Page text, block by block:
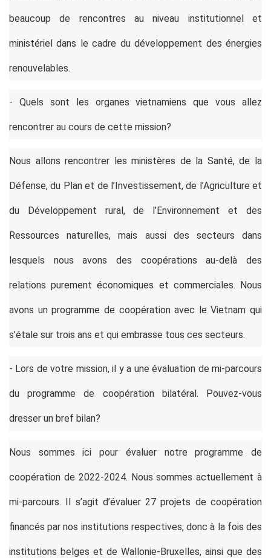
beaucoup de rencontres au niveau institutionnel et
ministériel dans le cadre du développement des énergies
renouvelables.
- Quels sont les organes vietnamiens que vous allez
rencontrer au cours de cette mission?
Nous allons rencontrer les ministères de la Santé, de la
Défense, du Plan et de l’Investissement, de l’Agriculture et
du Développement rural, de l’Environnement et des
Ressources naturelles, mais aussi des secteurs dans
lesquels nous avons des coopérations au-delà des
relations purement économiques et commerciales. Nous
avons un programme de coopération avec le Vietnam qui
s’étale sur trois ans et qui embrasse tous ces secteurs.
- Lors de votre mission, il y a une évaluation de mi-parcours
du programme de coopération bilatéral. Pouvez-vous
dresser un bref bilan?
Nous sommes ici pour évaluer notre programme de
coopération de 2022-2024. Nous sommes actuellement à
mi-parcours. Il s’agit d’évaluer 27 projets de coopération
financés par nos institutions respectives, donc à la fois des
institutions belges et de Wallonie-Bruxelles, ainsi que des